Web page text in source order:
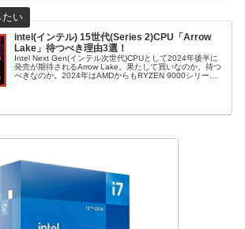
intel(インテル) 15世代(Series 2)CPU「Arrow
Lake」待つべき理由3選！
Intel Next Gen(インテル次世代)CPUとして2024年後半に
発売が期待されるArrow Lake。果たして買いなのか、待つ
べきなのか。2024年はAMDからもRYZEN 9000シリーズ